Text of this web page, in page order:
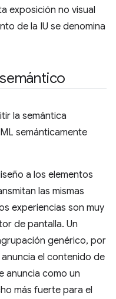
exposición no visual
de la IU se denomina
la semántica
semánticamente
a los elementos
las mismas
experiencias son muy
de pantalla. Un
genérico, por
el contenido de
anuncia como un
más fuerte para el